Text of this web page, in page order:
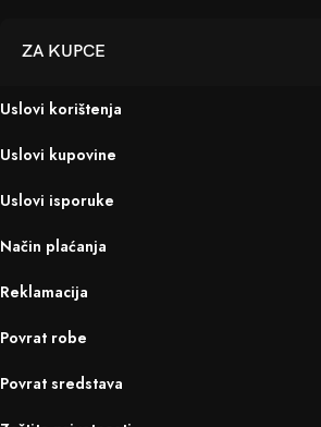
ZA KUPCE
Uslovi korištenja
Uslovi kupovine
Uslovi isporuke
Način plaćanja
Reklamacija
Povrat robe
Povrat sredstava